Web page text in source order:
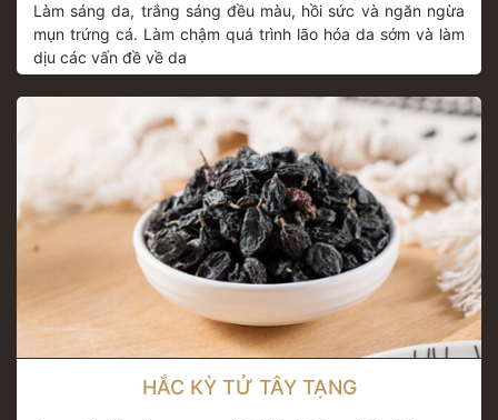
Làm sáng da, trắng sáng đều màu, hồi sức và ngăn ngừa
mụn trứng cá. Làm chậm quá trình lão hóa da sớm và làm
dịu các vấn đề về da
HẮC KỲ TỬ TÂY TẠNG